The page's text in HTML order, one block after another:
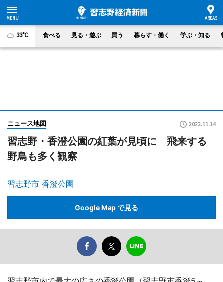
33°C 食べる 見る・遊ぶ 買う 暮らす・働く 学ぶ・知る
ニュース地図 2022.11.14
習志野・香澄公園の紅葉が見頃に 飛来する
野鳥も多く観察
習志野市 香澄公園
Google Map で見る